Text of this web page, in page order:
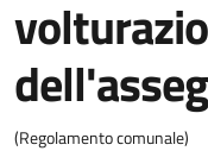
(Regolamento comunale)